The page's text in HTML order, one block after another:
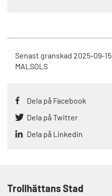
Senast granskad 2025-09-15
MALSOLS
Dela på Facebook
Dela på Twitter
Dela på Linkedin
Trollhättans Stad